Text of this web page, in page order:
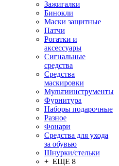
Зажигалки
Бинокли
Маски защитные
Патчи
Рогатки и
аксессуары
Сигнальные
средства
Средства
маскировки
Мультиинструменты
Фурнитура
Наборы подарочные
Разное
Фонари
Средства для ухода
за обувью
Шнурки/стельки
+ ЕЩЕ 8